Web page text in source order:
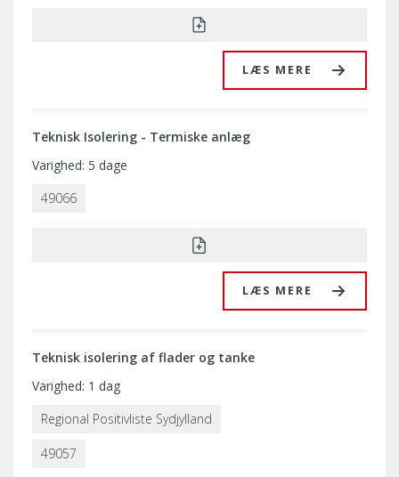
LÆS MERE
Teknisk Isolering - Termiske anlæg
49066
LÆS MERE
Varighed: 5 dage
Teknisk isolering af flader og tanke
Regional Positivliste Sydjylland
49057
Varighed: 1 dag